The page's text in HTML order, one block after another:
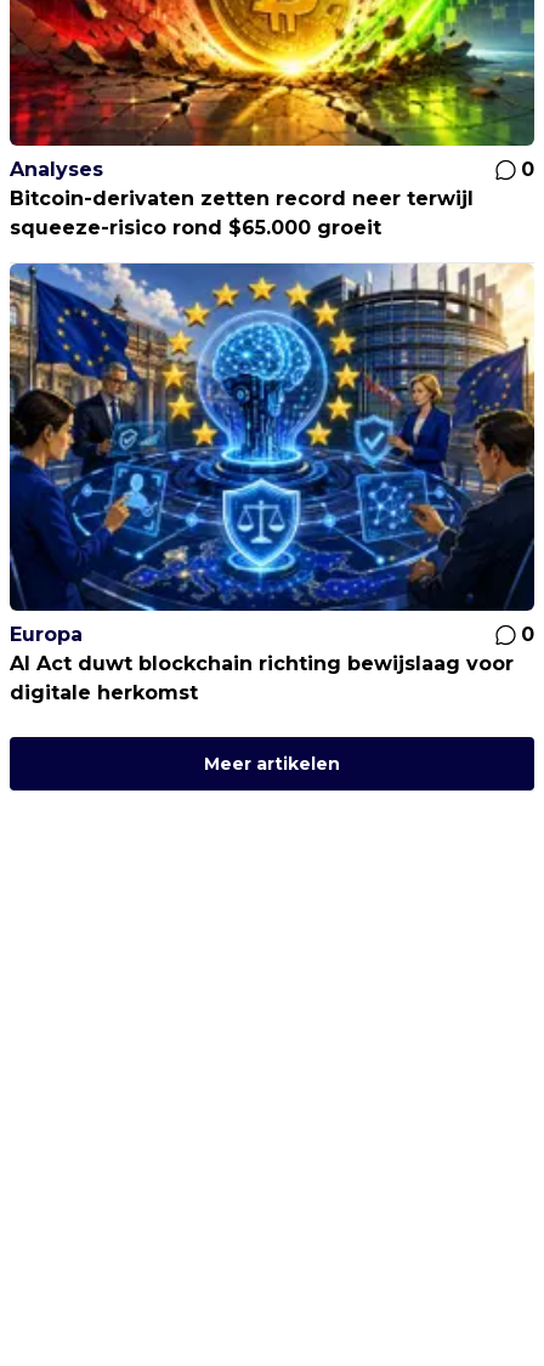
Analyses
0
Bitcoin-derivaten zetten record neer terwijl
squeeze-risico rond $65.000 groeit
Europa
0
AI Act duwt blockchain richting bewijslaag voor
digitale herkomst
Meer artikelen